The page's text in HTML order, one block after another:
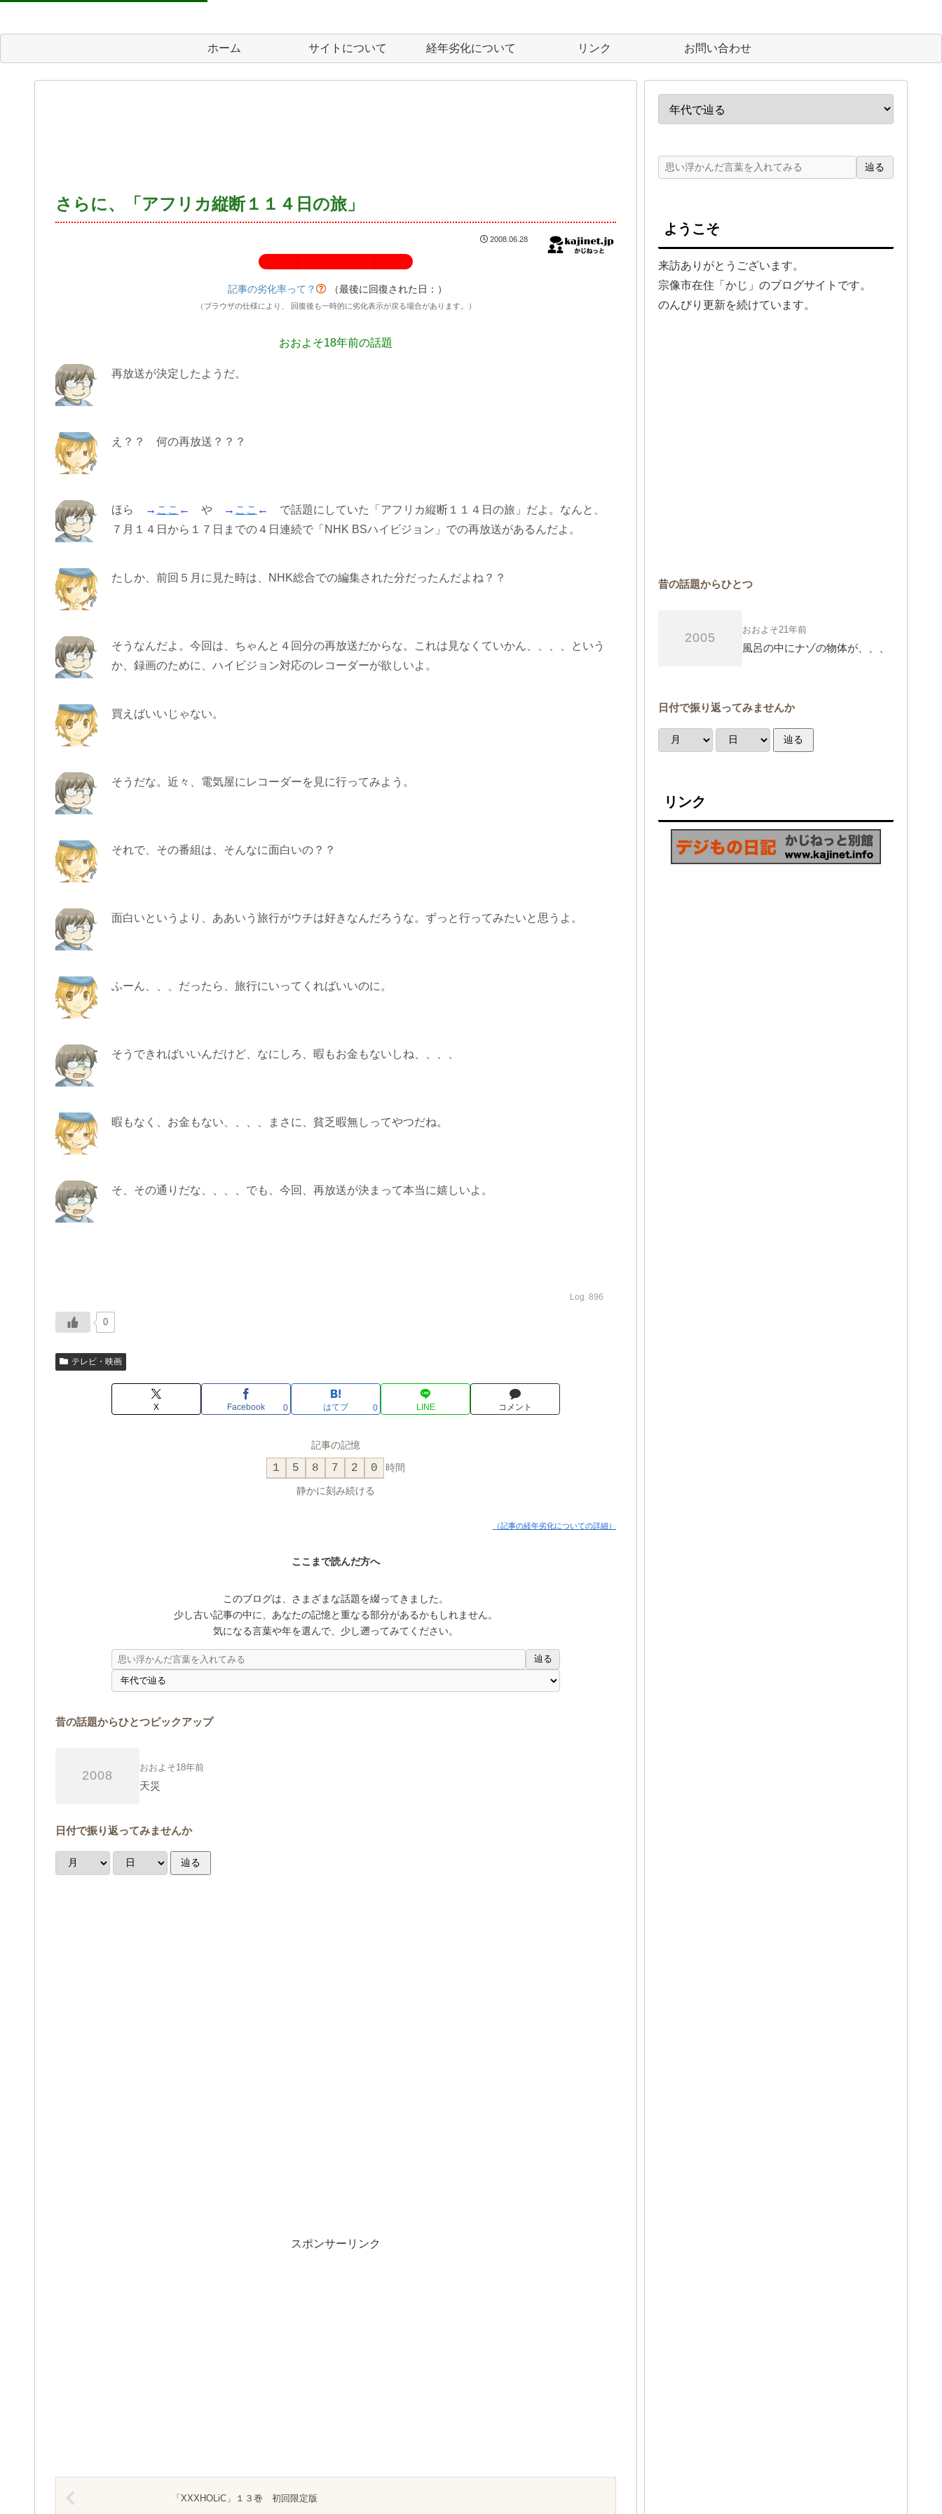
ホーム サイトについて 経年劣化について リンク お問い合わせ
さらに、「アフリカ縦断１１４日の旅」
2008.06.28
記事の劣化率って？ （最後に回復された日： ）
（ブラウザの仕様により、 回復後も一時的に劣化表示が戻る場合があります。）
おおよそ18年前の話題
再放送が決定したようだ。
え？？ 何の再放送？？？
ほら → ここ ← や → ここ ←
で話題にしていた「アフリカ縦断１１４日の旅」だよ。なんと、
７月１４日から１７日までの４日連続で「NHK BSハイビジョン」での再放送があるんだよ。
たしか、前回５月に見た時は、NHK総合での編集された分だったんだよね？？
そうなんだよ。今回は、ちゃんと４回分の再放送だからな。これは見なくていかん、、、、という
か、録画のために、ハイビジョン対応のレコーダーが欲しいよ。
買えばいいじゃない。
そうだな。近々、電気屋にレコーダーを見に行ってみよう。
それで、その番組は、そんなに面白いの？？
面白いというより、ああいう旅行がウチは好きなんだろうな。ずっと行ってみたいと思うよ。
ふーん、、、だったら、旅行にいってくればいいのに。
そうできればいいんだけど、なにしろ、暇もお金もないしね、、、、
暇もなく、お金もない、、、、まさに、貧乏暇無しってやつだね。
そ、その通りだな、、、、でも、今回、再放送が決まって本当に嬉しいよ。
Log. 896
0
テレビ・映画
X Facebook 0 はてブ 0 LINE コメント
記事の記憶
1 5 8 7 2 0 時間
静かに刻み続ける
（記事の経年劣化についての詳細）
ここまで読んだ方へ
このブログは、さまざまな話題を綴ってきました。
少し古い記事の中に、あなたの記憶と重なる部分があるかもしれません。
気になる言葉や年を選んで、少し遡ってみてください。
辿る
昔の話題からひとつピックアップ
2008
おおよそ18年前
天災
日付で振り返ってみませんか
辿る
スポンサーリンク
「XXXHOLiC」１３巻 初回限定版
辿る
ようこそ
来訪ありがとうございます。
宗像市在住「かじ」のブログサイトです。
のんびり更新を続けています。
昔の話題からひとつ
2005
おおよそ21年前
風呂の中にナゾの物体が、、、
日付で振り返ってみませんか
辿る
リンク